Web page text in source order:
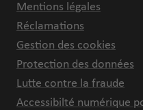
Mentions légales
Réclamations
Gestion des cookies
Protection des données
Lutte contre la fraude
Accessibilté numérique